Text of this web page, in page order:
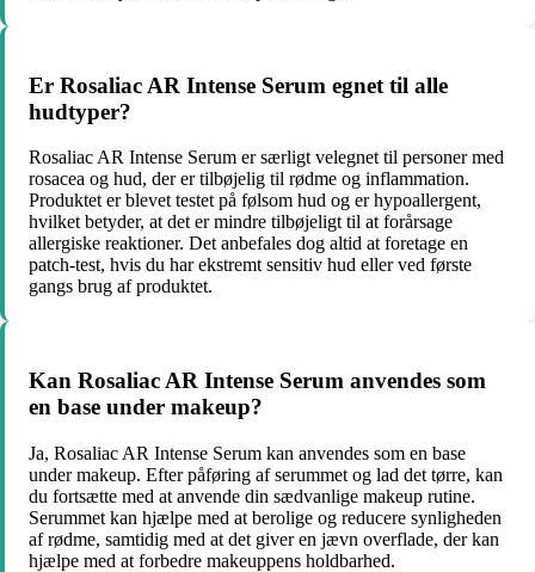
Er Rosaliac AR Intense Serum egnet til alle
hudtyper?
Rosaliac AR Intense Serum er særligt velegnet til personer med
rosacea og hud, der er tilbøjelig til rødme og inflammation.
Produktet er blevet testet på følsom hud og er hypoallergent,
hvilket betyder, at det er mindre tilbøjeligt til at forårsage
allergiske reaktioner. Det anbefales dog altid at foretage en
patch-test, hvis du har ekstremt sensitiv hud eller ved første
gangs brug af produktet.
Kan Rosaliac AR Intense Serum anvendes som
en base under makeup?
Ja, Rosaliac AR Intense Serum kan anvendes som en base
under makeup. Efter påføring af serummet og lad det tørre, kan
du fortsætte med at anvende din sædvanlige makeup rutine.
Serummet kan hjælpe med at berolige og reducere synligheden
af rødme, samtidig med at det giver en jævn overflade, der kan
hjælpe med at forbedre makeuppens holdbarhed.